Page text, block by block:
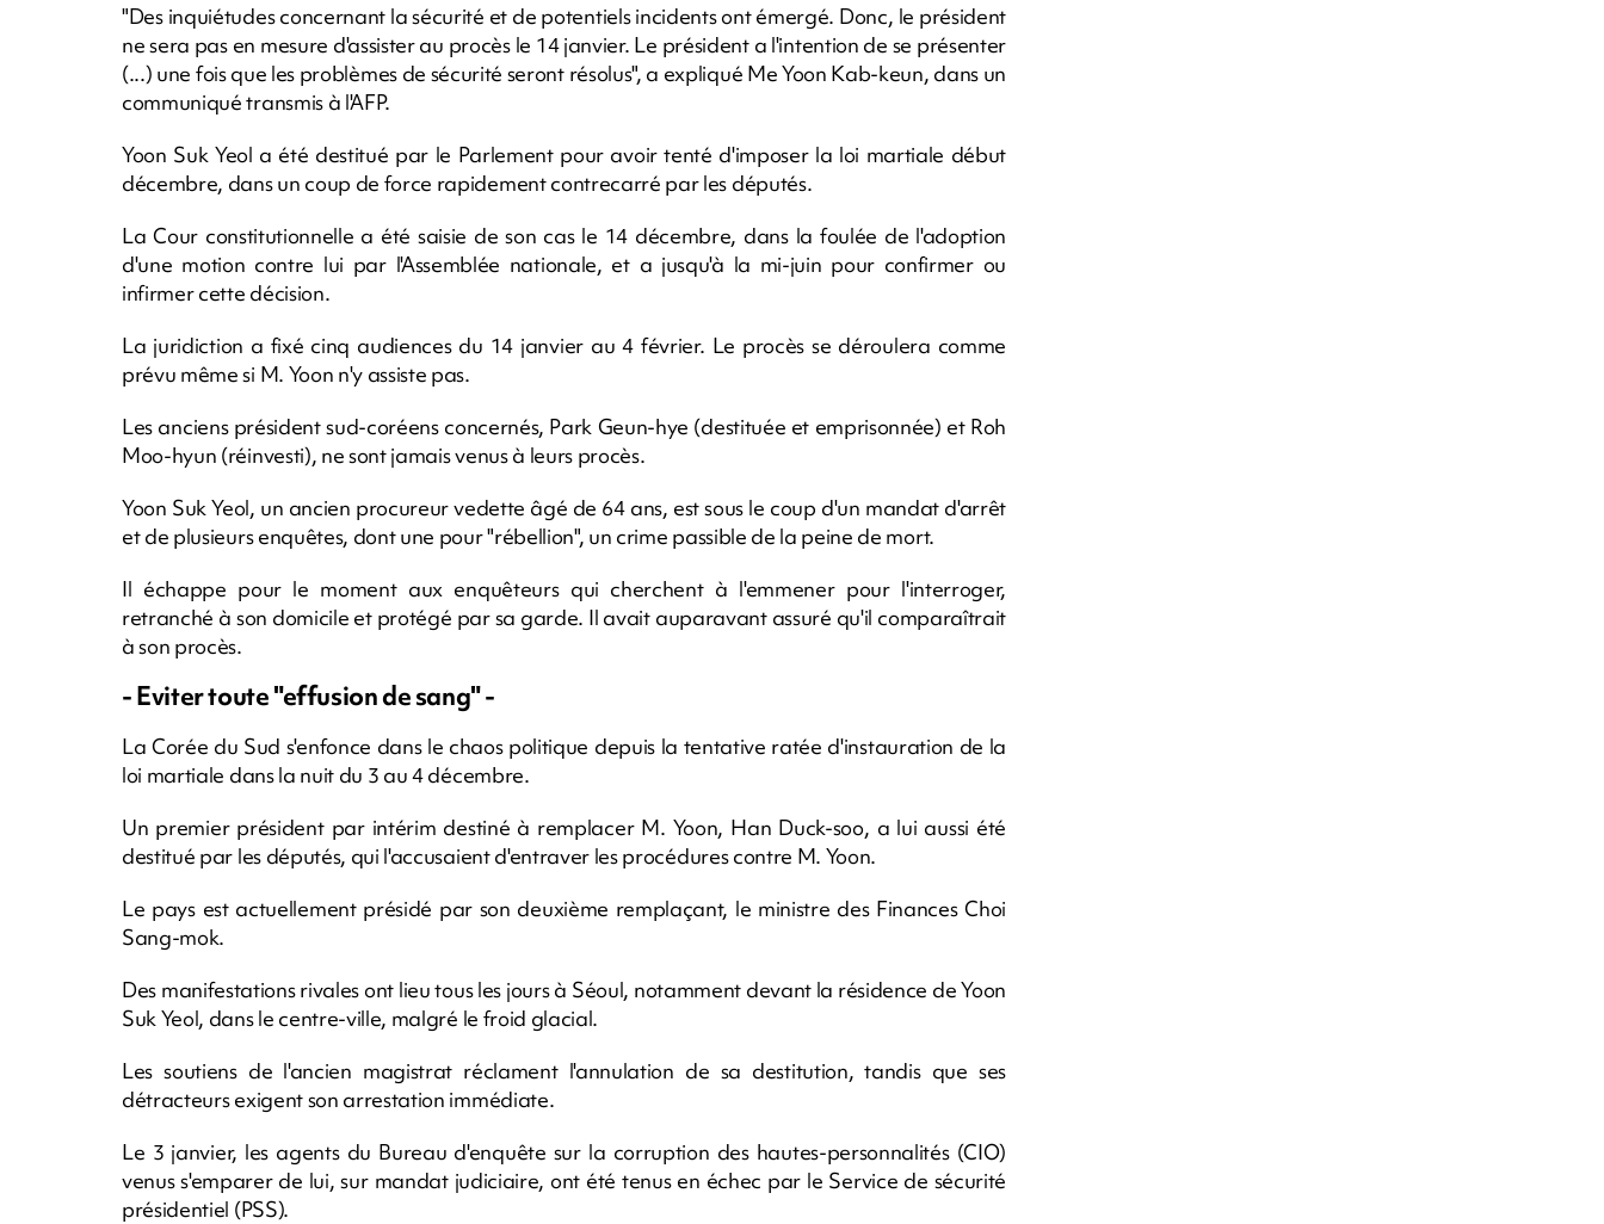
"Des inquiétudes concernant la sécurité et de potentiels incidents ont émergé. Donc, le président
ne sera pas en mesure d'assister au procès le 14 janvier. Le président a l'intention de se présenter
(...) une fois que les problèmes de sécurité seront résolus", a expliqué Me Yoon Kab-keun, dans un
communiqué transmis à l'AFP.
Yoon Suk Yeol a été destitué par le Parlement pour avoir tenté d'imposer la loi martiale début
décembre, dans un coup de force rapidement contrecarré par les députés.
La Cour constitutionnelle a été saisie de son cas le 14 décembre, dans la foulée de l'adoption
d'une motion contre lui par l'Assemblée nationale, et a jusqu'à la mi-juin pour confirmer ou
infirmer cette décision.
La juridiction a fixé cinq audiences du 14 janvier au 4 février. Le procès se déroulera comme
prévu même si M. Yoon n'y assiste pas.
Les anciens président sud-coréens concernés, Park Geun-hye (destituée et emprisonnée) et Roh
Moo-hyun (réinvesti), ne sont jamais venus à leurs procès.
Yoon Suk Yeol, un ancien procureur vedette âgé de 64 ans, est sous le coup d'un mandat d'arrêt
et de plusieurs enquêtes, dont une pour "rébellion", un crime passible de la peine de mort.
Il échappe pour le moment aux enquêteurs qui cherchent à l'emmener pour l'interroger,
retranché à son domicile et protégé par sa garde. Il avait auparavant assuré qu'il comparaîtrait
à son procès.
- Eviter toute "effusion de sang" -
La Corée du Sud s'enfonce dans le chaos politique depuis la tentative ratée d'instauration de la
loi martiale dans la nuit du 3 au 4 décembre.
Un premier président par intérim destiné à remplacer M. Yoon, Han Duck-soo, a lui aussi été
destitué par les députés, qui l'accusaient d'entraver les procédures contre M. Yoon.
Le pays est actuellement présidé par son deuxième remplaçant, le ministre des Finances Choi
Sang-mok.
Des manifestations rivales ont lieu tous les jours à Séoul, notamment devant la résidence de Yoon
Suk Yeol, dans le centre-ville, malgré le froid glacial.
Les soutiens de l'ancien magistrat réclament l'annulation de sa destitution, tandis que ses
détracteurs exigent son arrestation immédiate.
Le 3 janvier, les agents du Bureau d'enquête sur la corruption des hautes-personnalités (CIO)
venus s'emparer de lui, sur mandat judiciaire, ont été tenus en échec par le Service de sécurité
présidentiel (PSS).